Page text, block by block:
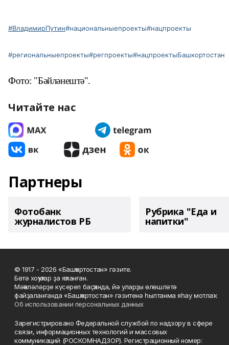
#ВладимирПутин#национальныепроекты#нацпроекты
#региональныепроекты#регпроекты#нацпроектыБашкортостан
Фото: "Бәйләнештә".
Читайте нас
Партнеры
Фотобанк
журналистов РБ
Рубрика "Еда и
напитки"
© 1917 - 2026 «Башҡортостан» гәзите.
Бөтә хоҡуҡтар ҙа яҡланған.
Мәҡәләләрҙе күсереп баҫҡанда, йә уларҙы өлөшләтә
файҙаланғанда «Башҡортостан» гәзитенә һылтанма яһау мотлаҡ.
Об использовании персональных данных
Зарегистрировано Федеральной службой по надзору в сфере
связи, информационных технологий и массовых
коммуникаций (РОСКОМНАДЗОР). Регистрационный номер: